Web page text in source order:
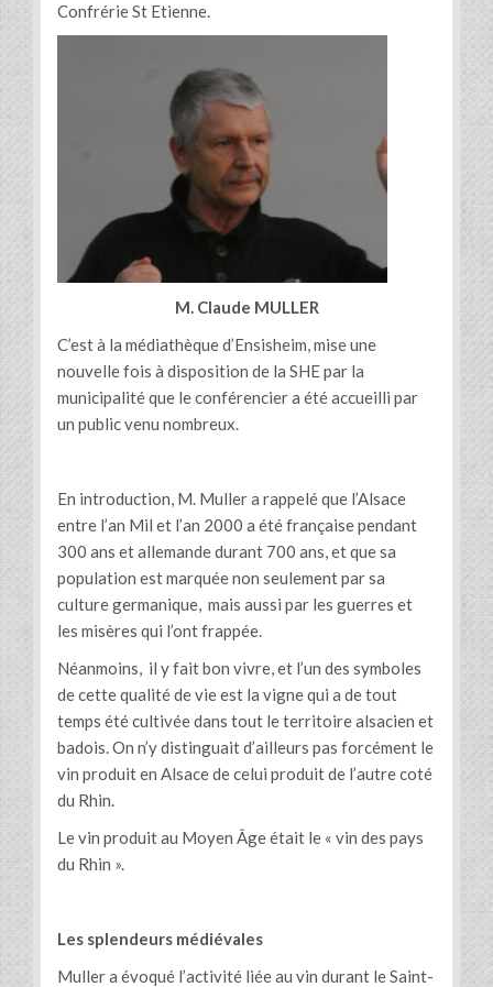
Confrérie St Etienne.
M. Claude MULLER
C’est à la médiathèque d’Ensisheim, mise une
nouvelle fois à disposition de la SHE par la
municipalité que le conférencier a été accueilli par
un public venu nombreux.
En introduction, M. Muller a rappelé que l’Alsace
entre l’an Mil et l’an 2000 a été française pendant
300 ans et allemande durant 700 ans, et que sa
population est marquée non seulement par sa
culture germanique, mais aussi par les guerres et
les misères qui l’ont frappée.
Néanmoins, il y fait bon vivre, et l’un des symboles
de cette qualité de vie est la vigne qui a de tout
temps été cultivée dans tout le territoire alsacien et
badois. On n’y distinguait d’ailleurs pas forcément le
vin produit en Alsace de celui produit de l’autre coté
du Rhin.
Le vin produit au Moyen Âge était le « vin des pays
du Rhin ».
Les splendeurs médiévales
Muller a évoqué l’activité liée au vin durant le Saint-